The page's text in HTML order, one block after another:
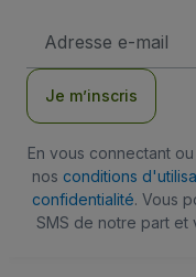
e-
Je m’inscris
En vous connectant
nos conditions
confidentialité. Vous
SMS de notre part et